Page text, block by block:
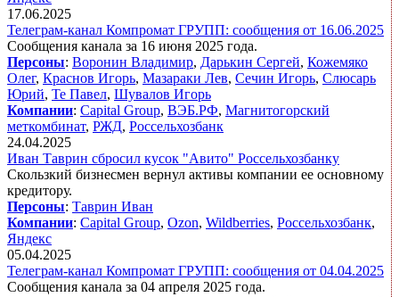
17.06.2025
Телеграм-канал Компромат ГРУПП: сообщения от 16.06.2025
Сообщения канала за 16 июня 2025 года.
Персоны: Воронин Владимир, Дарькин Сергей, Кожемяко
Олег, Краснов Игорь, Мазараки Лев, Сечин Игорь, Слюсарь
Юрий, Те Павел, Шувалов Игорь
Компании: Capital Group, ВЭБ.РФ, Магнитогорский
меткомбинат, РЖД, Россельхозбанк
24.04.2025
Иван Таврин сбросил кусок "Авито" Россельхозбанку
Скользкий бизнесмен вернул активы компании ее основному
кредитору.
Персоны: Таврин Иван
Компании: Capital Group, Ozon, Wildberries, Россельхозбанк,
Яндекс
05.04.2025
Телеграм-канал Компромат ГРУПП: сообщения от 04.04.2025
Сообщения канала за 04 апреля 2025 года.